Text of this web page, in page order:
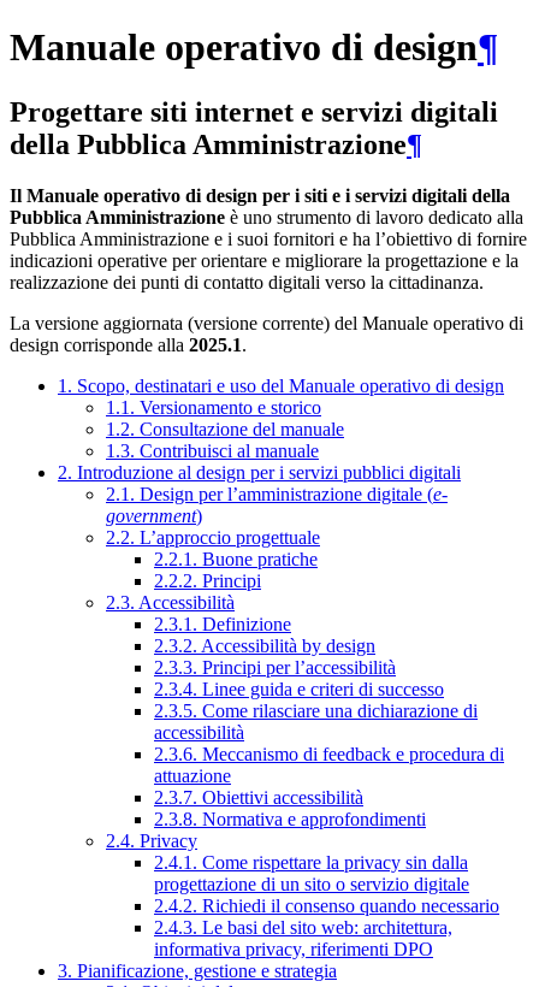
Manuale operativo di design¶
Progettare siti internet e servizi digitali
della Pubblica Amministrazione¶
Il Manuale operativo di design per i siti e i servizi digitali della
Pubblica Amministrazione è uno strumento di lavoro dedicato alla
Pubblica Amministrazione e i suoi fornitori e ha l’obiettivo di fornire
indicazioni operative per orientare e migliorare la progettazione e la
realizzazione dei punti di contatto digitali verso la cittadinanza.
La versione aggiornata (versione corrente) del Manuale operativo di
design corrisponde alla 2025.1.
1. Scopo, destinatari e uso del Manuale operativo di design
1.1. Versionamento e storico
1.2. Consultazione del manuale
1.3. Contribuisci al manuale
2. Introduzione al design per i servizi pubblici digitali
2.1. Design per l’amministrazione digitale (e-
government)
2.2. L’approccio progettuale
2.2.1. Buone pratiche
2.2.2. Principi
2.3. Accessibilità
2.3.1. Definizione
2.3.2. Accessibilità by design
2.3.3. Principi per l’accessibilità
2.3.4. Linee guida e criteri di successo
2.3.5. Come rilasciare una dichiarazione di
accessibilità
2.3.6. Meccanismo di feedback e procedura di
attuazione
2.3.7. Obiettivi accessibilità
2.3.8. Normativa e approfondimenti
2.4. Privacy
2.4.1. Come rispettare la privacy sin dalla
progettazione di un sito o servizio digitale
2.4.2. Richiedi il consenso quando necessario
2.4.3. Le basi del sito web: architettura,
informativa privacy, riferimenti DPO
3. Pianificazione, gestione e strategia